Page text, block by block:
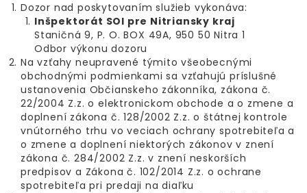
Dozor nad poskytovaním služieb vykonáva:
Inšpektorát SOI pre Nitriansky kraj
Staničná 9, P. O. BOX 49A, 950 50 Nitra 1
Odbor výkonu dozoru
Na vzťahy neupravené týmito všeobecnými
obchodnými podmienkami sa vzťahujú príslušné
ustanovenia Občianskeho zákonníka, zákona č.
22/2004 Z.z. o elektronickom obchode a o zmene a
doplnení zákona č. 128/2002 Z.z. o štátnej kontrole
vnútorného trhu vo veciach ochrany spotrebiteľa a
o zmene a doplnení niektorých zákonov v znení
zákona č. 284/2002 Z.z. v znení neskorších
predpisov a Zákona č. 102/2014 Z.z. o ochrane
spotrebiteľa pri predaji na diaľku